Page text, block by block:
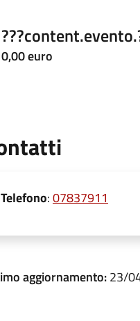
0,00 euro
Telefono:07837911
aggiornamento:23/